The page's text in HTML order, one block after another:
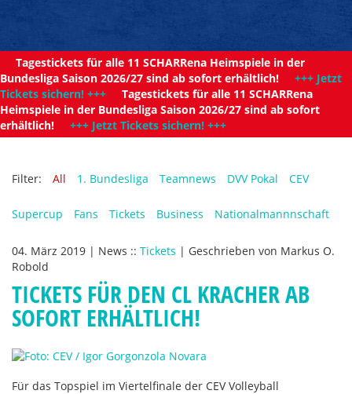
Tagestickets für alle 11 SCHARRena Heimspiele in der
Bundesliga Saison 2026/27 sind ab sofort erhältlich! +++ Jetzt
Tickets sichern! +++ Tagestickets für alle 11 SCHARRena
Heimspiele in der Bundesliga Saison 2026/27 sind ab sofort
erhältlich! +++ Jetzt Tickets sichern! +++
Filter: All 1. Bundesliga Teamnews DVV Pokal CEV
Supercup Fans Tickets Business Nationalmannnschaft
04. März 2019 | News :: Tickets | Geschrieben von Markus O.
Robold
TICKETS FÜR DEN CL KRACHER AB
SOFORT ERHÄLTLICH!
Für das Topspiel im Viertelfinale der CEV Volleyball